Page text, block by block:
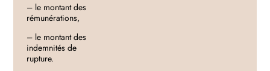
– le montant des
rémunérations,
– le montant des
indemnités de
rupture.